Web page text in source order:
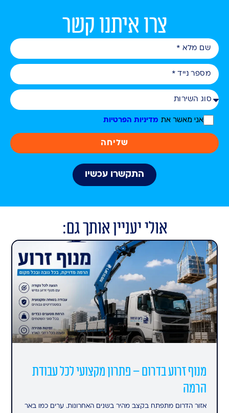
צרו איתנו קשר
אני מאשר את מדיניות הפרטיות
שליחה
התקשרו עכשיו
אולי יעניין אותך גם:
מנוף זרוע בדרום – פתרון מקצועי לכל עבודת
הרמה
אזור הדרום מתפתח בקצב מהיר בשנים האחרונות. ערים כמו באר